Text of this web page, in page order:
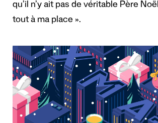
qu’il n’y ait pas de véritable Père
tout à ma place ».